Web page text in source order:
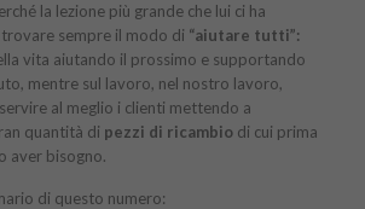
la lezione più grande che lui ci ha
sempre il modo di “aiutare tutti”:
vita aiutando il prossimo e supportando
mentre sul lavoro, nel nostro lavoro,
al meglio i clienti mettendo a
quantità di pezzi di ricambio di cui prima
aver bisogno.
di questo numero: